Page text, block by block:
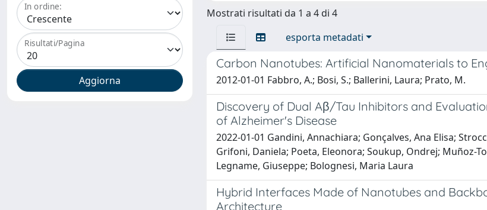
In ordine:
Risultati/Pagina
Mostrati risultati da 1 a 4 di 4
esporta metadati
Carbon Nanotubes: Artificial Nanomaterials to
2012-01-01 Fabbro, A.; Bosi, S.; Ballerini, Laura; Prato, M.
Discovery of Dual Aβ/Tau Inhibitors and
of Alzheimer's Disease
2022-01-01 Gandini, Annachiara; Gonçalves, Ana Elisa;
Grifoni, Daniela; Poeta, Eleonora; Soukup, Ondrej; Muñoz-
Legname, Giuseppe; Bolognesi, Maria Laura
Hybrid Interfaces Made of Nanotubes and
Architecture